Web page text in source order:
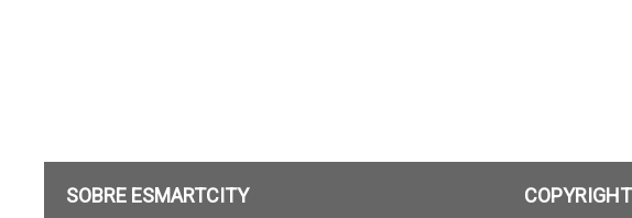
SOBRE ESMARTCITY COPYRIGHT